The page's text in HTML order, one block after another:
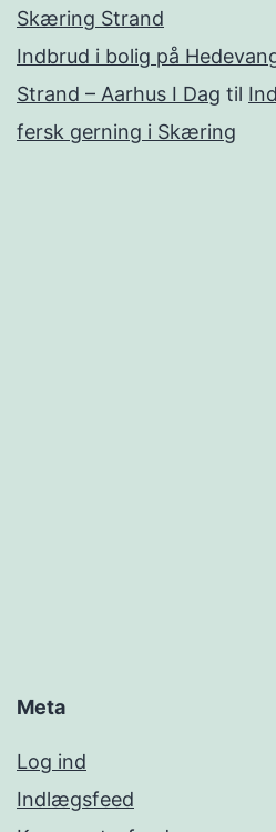
Skæring Strand
Indbrud i bolig på
Strand – Aarhus I Dag til
fersk gerning i Skæring
Meta
Log ind
Indlægsfeed